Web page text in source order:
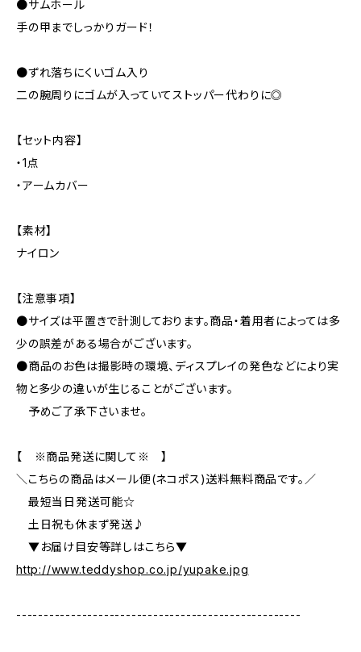
●サムホール
手の甲までしっかりガード！
●ずれ落ちにくいゴム入り
二の腕周りにゴムが入っていてストッパー代わりに◎
【セット内容】
・1点
・アームカバー
【素材】
ナイロン
【注意事項】
●サイズは平置きで計測しております。商品・着用者によっては多
少の誤差がある場合がございます。
●商品のお色は撮影時の環境、ディスプレイの発色などにより実
物と多少の違いが生じることがございます。
予めご了承下さいませ。
【 ※商品発送に関して※ 】
＼こちらの商品はメール便(ネコポス)送料無料商品です。／
最短当日発送可能☆
土日祝も休まず発送♪
▼お届け目安等詳しはこちら▼
http://www.teddyshop.co.jp/yupake.jpg
----------------------------------------------------